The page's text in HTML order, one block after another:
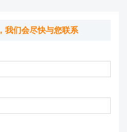
我们会尽快与您联系